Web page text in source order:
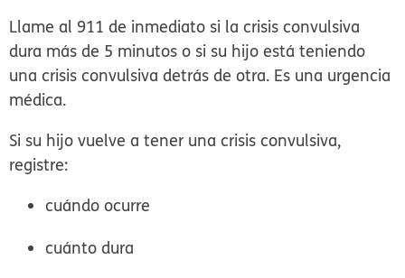
Llame al 911 de inmediato si la crisis convulsiva
dura más de 5 minutos o si su hijo está teniendo
una crisis convulsiva detrás de otra. Es una urgencia
médica.
Si su hijo vuelve a tener una crisis convulsiva,
registre:
cuándo ocurre
cuánto dura